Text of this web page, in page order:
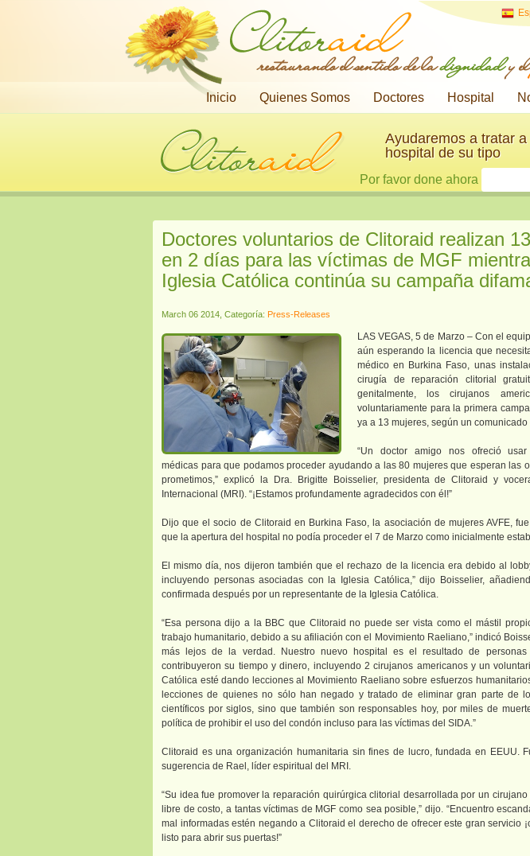
restaurando el sentido de ladignidady
Inicio Quienes Somos Doctores Hospital
Ayudaremos a tratar a
hospital de su tipo
Por favor done ahora
Doctores voluntarios de Clitoraid realizan
en 2 días para las víctimas de MGF
Iglesia Católica continúa su campaña
March 06 2014, Categoría: Press-Releases
LAS VEGAS, 5 de Marzo – Con el
aún esperando la licencia que
médico en Burkina Faso, unas
cirugía de reparación clitorial
genitalmente, los cirujanos
voluntariamente para la primera
ya a 13 mujeres, según un
“Un doctor amigo nos ofreció
médicas para que podamos proceder ayudando a las 80 mujeres que esperan las
prometimos,” explicó la Dra. Brigitte Boisselier, presidenta de Clitoraid y
Internacional (MRI). “¡Estamos profundamente agradecidos con él!”
Dijo que el socio de Clitoraid en Burkina Faso, la asociación de mujeres AVFE,
que la apertura del hospital no podía proceder el 7 de Marzo como inicialmente
El mismo día, nos dijeron también que el rechazo de la licencia era debido al
incluyendo personas asociadas con la Iglesia Católica,” dijo Boisselier,
confirmada después por un representante de la Iglesia Católica.
“Esa persona dijo a la BBC que Clitoraid no puede ser vista como el mástil
trabajo humanitario, debido a su afiliación con el Movimiento Raeliano,” indicó
más lejos de la verdad. Nuestro nuevo hospital es el resultado de personas
contribuyeron su tiempo y dinero, incluyendo 2 cirujanos americanos y un
Católica esté dando lecciones al Movimiento Raeliano sobre esfuerzos
lecciones de quienes no sólo han negado y tratado de eliminar gran parte de
científicos por siglos, sino que también son responsables hoy, por miles de
política de prohibir el uso del condón incluso para las víctimas del SIDA.”
Clitoraid es una organización humanitaria sin fines de lucro, fundada en EEUU.
sugerencia de Rael, líder espiritual del MRI.
“Su idea fue promover la reparación quirúrgica clitorial desarrollada por un
libre de costo, a tantas víctimas de MGF como sea posible,” dijo. “Encuentro
mal informadas estén negando a Clitoraid el derecho de ofrecer este gran servicio
listo para abrir sus puertas!”